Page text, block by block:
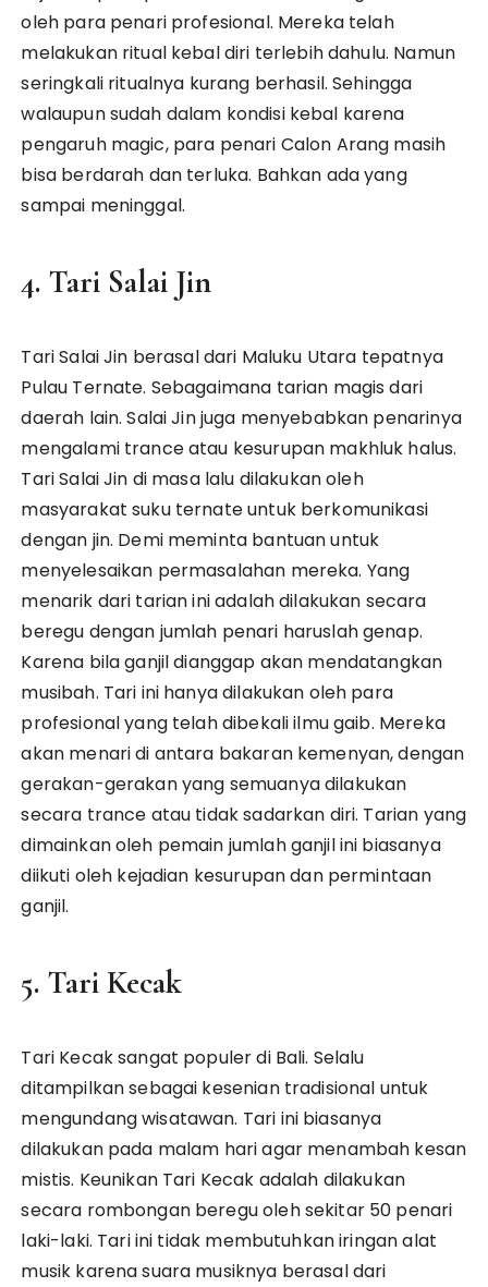
oleh para penari profesional. Mereka telah
melakukan ritual kebal diri terlebih dahulu. Namun
seringkali ritualnya kurang berhasil. Sehingga
walaupun sudah dalam kondisi kebal karena
pengaruh magic, para penari Calon Arang masih
bisa berdarah dan terluka. Bahkan ada yang
sampai meninggal.
4. Tari Salai Jin
Tari Salai Jin berasal dari Maluku Utara tepatnya
Pulau Ternate. Sebagaimana tarian magis dari
daerah lain. Salai Jin juga menyebabkan penarinya
mengalami trance atau kesurupan makhluk halus.
Tari Salai Jin di masa lalu dilakukan oleh
masyarakat suku ternate untuk berkomunikasi
dengan jin. Demi meminta bantuan untuk
menyelesaikan permasalahan mereka. Yang
menarik dari tarian ini adalah dilakukan secara
beregu dengan jumlah penari haruslah genap.
Karena bila ganjil dianggap akan mendatangkan
musibah. Tari ini hanya dilakukan oleh para
profesional yang telah dibekali ilmu gaib. Mereka
akan menari di antara bakaran kemenyan, dengan
gerakan-gerakan yang semuanya dilakukan
secara trance atau tidak sadarkan diri. Tarian yang
dimainkan oleh pemain jumlah ganjil ini biasanya
diikuti oleh kejadian kesurupan dan permintaan
ganjil.
5. Tari Kecak
Tari Kecak sangat populer di Bali. Selalu
ditampilkan sebagai kesenian tradisional untuk
mengundang wisatawan. Tari ini biasanya
dilakukan pada malam hari agar menambah kesan
mistis. Keunikan Tari Kecak adalah dilakukan
secara rombongan beregu oleh sekitar 50 penari
laki-laki. Tari ini tidak membutuhkan iringan alat
musik karena suara musiknya berasal dari